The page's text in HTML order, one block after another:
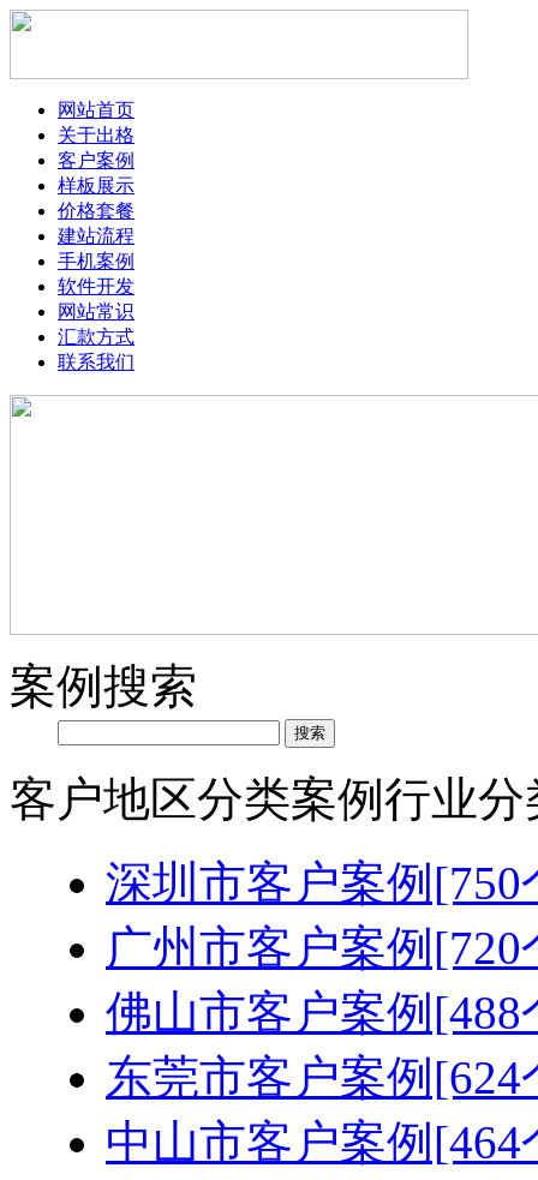
网站首页
关于出格
客户案例
样板展示
价格套餐
建站流程
手机案例
软件开发
网站常识
汇款方式
联系我们
案例搜索
客户地区分类案例行业分
深圳市客户案例[750
广州市客户案例[720
佛山市客户案例[488
东莞市客户案例[624
中山市客户案例[464